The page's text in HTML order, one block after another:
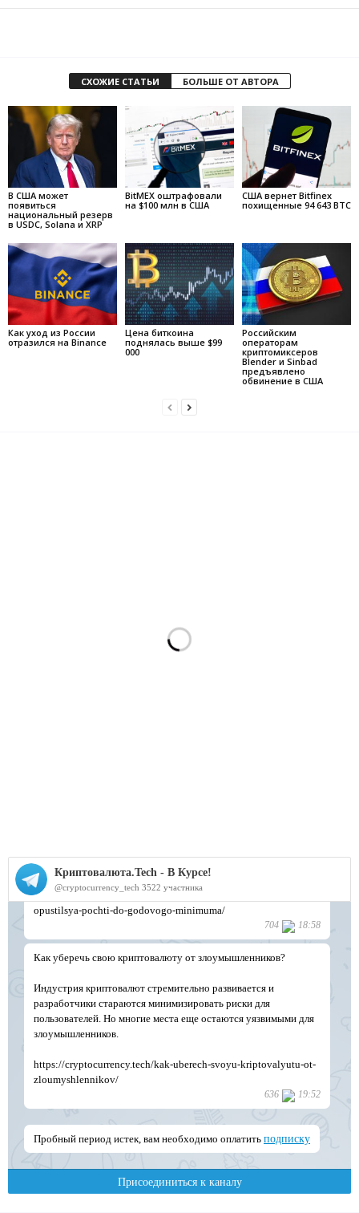
СХОЖИЕ СТАТЬИ БОЛЬШЕ ОТ АВТОРА
В США может
появиться
национальный резерв
в USDC, Solana и XRP
BitMEX оштрафовали
на $100 млн в США
США вернет Bitfinex
похищенные 94 643 BTC
Как уход из России
отразился на Binance
Цена биткоина
поднялась выше $99
000
Российским
операторам
криптомиксеров
Blender и Sinbad
предъявлено
обвинение в США